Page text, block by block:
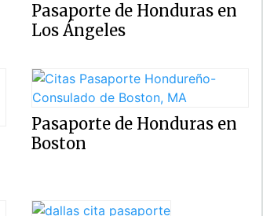
Pasaporte de Honduras en
Los Ángeles
Pasaporte de Honduras en
Boston